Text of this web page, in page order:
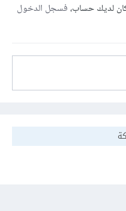
لديك حساب،فسجل الدخول